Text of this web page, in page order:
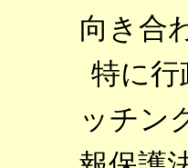
向き合
特に行
ッチン